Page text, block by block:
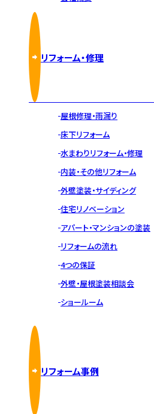
リフォーム・修理
屋根修理・雨漏り
床下リフォーム
水まわりリフォーム・修理
内装・その他リフォーム
外壁塗装・サイディング
住宅リノベーション
アパート・マンションの塗装
リフォームの流れ
4つの保証
外壁・屋根塗装相談会
ショールーム
リフォーム事例